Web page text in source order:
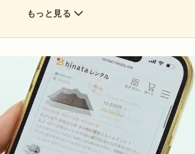
もっと見る